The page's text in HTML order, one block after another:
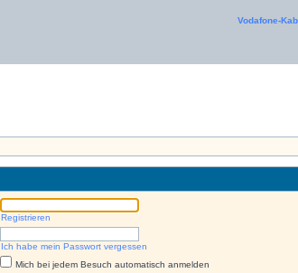
Vodafone-
Registrieren
Ich habe mein Passwort vergessen
Mich bei jedem Besuch automatisch anmelden